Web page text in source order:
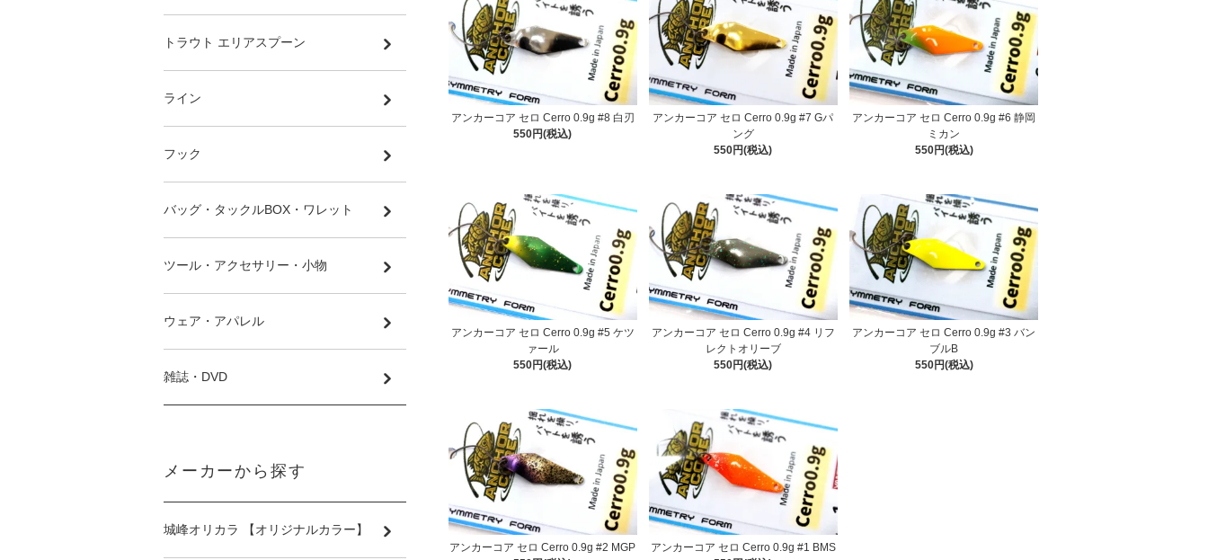
アンカーコア セロ Cerro 0.9g #8 白刃
550円(税込)
アンカーコア セロ Cerro 0.9g #7 Gパ
ング
550円(税込)
アンカーコア セロ Cerro 0.9g #6 静岡
ミカン
550円(税込)
アンカーコア セロ Cerro 0.9g #5 ケツ
ァール
550円(税込)
アンカーコア セロ Cerro 0.9g #4 リフ
レクトオリーブ
550円(税込)
アンカーコア セロ Cerro 0.9g #3 バン
ブルB
550円(税込)
アンカーコア セロ Cerro 0.9g #2 MGP
アンカーコア セロ Cerro 0.9g #1 BMS
トラウト エリアスプーン
ライン
フック
バッグ・タックルBOX・ワレット
ツール・アクセサリー・小物
ウェア・アパレル
雑誌・DVD
メーカーから探す
城峰オリカラ 【オリジナルカラー】